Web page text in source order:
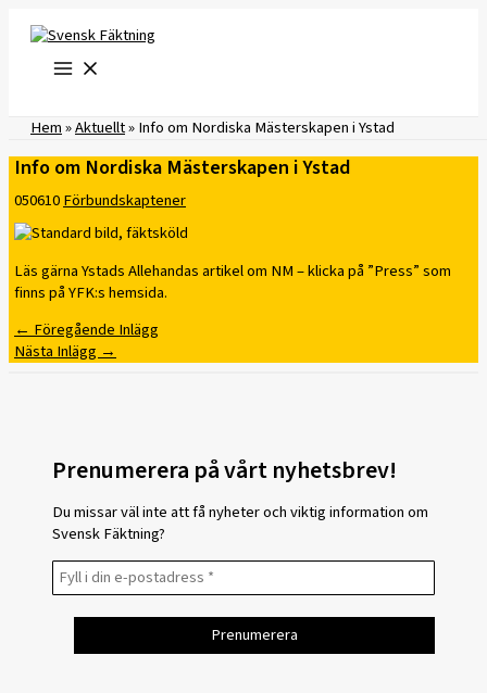
innehåll
Hem»Aktuellt»Info om Nordiska Mästerskapen i Ystad
Info om Nordiska Mästerskapen i Ystad
050610Förbundskaptener
Läs gärna Ystads Allehandas artikel om NM – klicka på ”Press” som
finns på YFK:s hemsida.
←Föregående Inlägg
Nästa Inlägg→
Prenumerera på vårt nyhetsbrev!
Du missar väl inte att få nyheter och viktig information om
Svensk Fäktning?